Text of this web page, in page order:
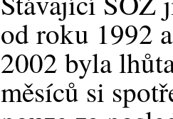
od roku 1992
2002 byla
měsíců si